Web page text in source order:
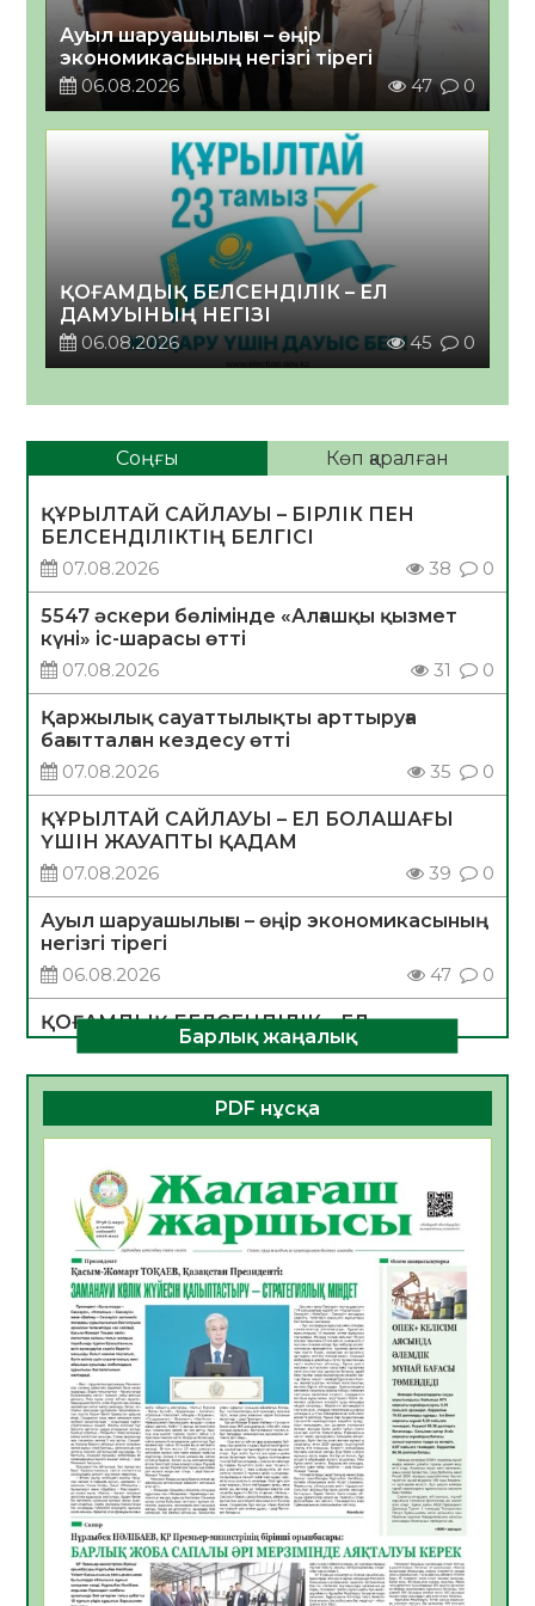
Ауыл шаруашылығы – өңір
экономикасының негізгі тірегі
06.08.2026
47 0
ҚОҒАМДЫҚ БЕЛСЕНДІЛІК – ЕЛ
ДАМУЫНЫҢ НЕГІЗІ
06.08.2026
45 0
Соңғы Көп қаралған
ҚҰРЫЛТАЙ САЙЛАУЫ – БІРЛІК ПЕН
БЕЛСЕНДІЛІКТІҢ БЕЛГІСІ
07.08.2026
38 0
5547 әскери бөлімінде «Алғашқы қызмет
күні» іс-шарасы өтті
07.08.2026
31 0
Қаржылық сауаттылықты арттыруға
бағытталған кездесу өтті
07.08.2026
35 0
ҚҰРЫЛТАЙ САЙЛАУЫ – ЕЛ БОЛАШАҒЫ
ҮШІН ЖАУАПТЫ ҚАДАМ
07.08.2026
39 0
Ауыл шаруашылығы – өңір экономикасының
негізгі тірегі
06.08.2026
47 0
ҚОҒАМДЫҚ БЕЛСЕНДІЛІК – ЕЛ
ДАМУЫНЫҢ НЕГІЗІ
06.08.2026
45 0
ҚҰРЫЛТАЙ САЙЛАУЫ – БОЛАШАҚҚА
БАСТАР ЖАУАПТЫ ТАҢДАУ
06.08.2026
Инфекциялық ауруларға қарсы иммундау
жұмыстарының тиімділігі
06.08.2026
49
Көкжөтел ауруы туралы
06.08.2026
45
АПВ вакцинасы туралы мәлімет
06.08.2026
44
Open Air: Қызылорда облысы полиция
департаменті 20 мыңнан астам
көрерменнің қауіпсіздігін қамтамасыз етті
06.08.2026
58
Барлық жаңалық
PDF нұсқа